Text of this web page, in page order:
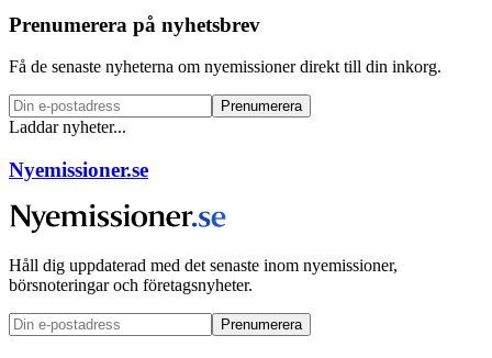
Prenumerera på nyhetsbrev
Få de senaste nyheterna om nyemissioner direkt till din inkorg.
Prenumerera
Laddar nyheter...
Nyemissioner.se
Håll dig uppdaterad med det senaste inom nyemissioner,
börsnoteringar och företagsnyheter.
Prenumerera